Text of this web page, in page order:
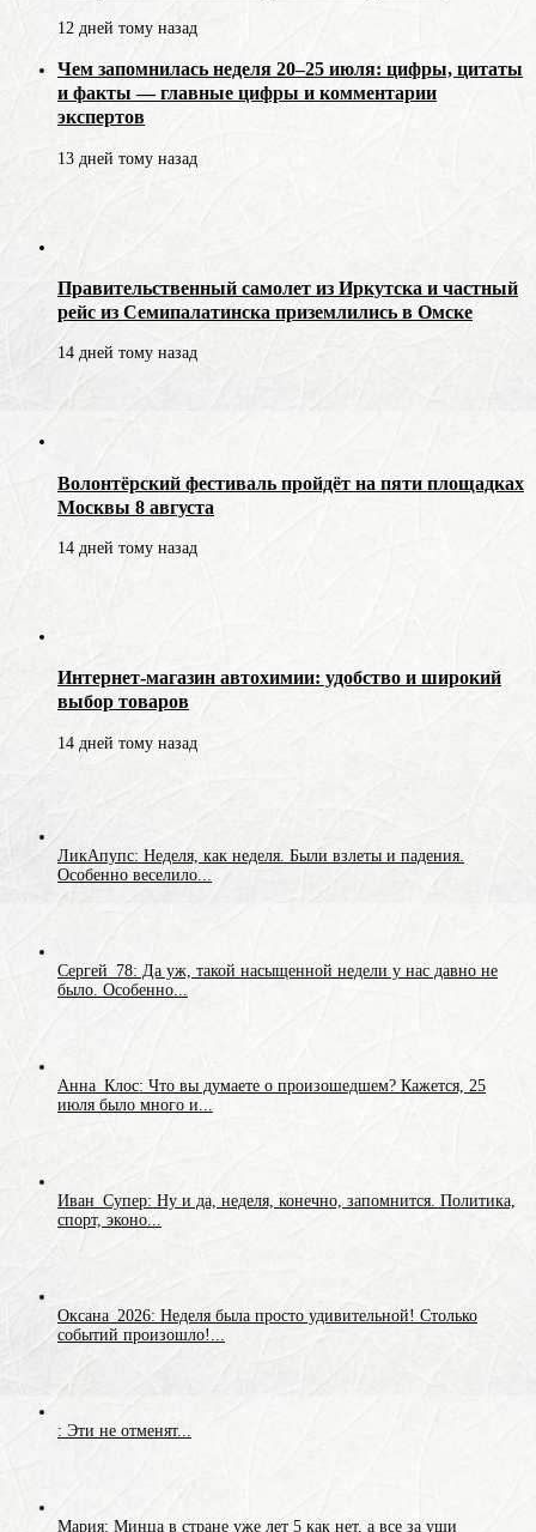
12 дней тому назад
Чем запомнилась неделя 20–25 июля: цифры, цитаты
и факты — главные цифры и комментарии
экспертов
13 дней тому назад
Правительственный самолет из Иркутска и частный
рейс из Семипалатинска приземлились в Омске
14 дней тому назад
Волонтёрский фестиваль пройдёт на пяти площадках
Москвы 8 августа
14 дней тому назад
Интернет-магазин автохимии: удобство и широкий
выбор товаров
14 дней тому назад
ЛикАпупс: Неделя, как неделя. Были взлеты и падения.
Особенно веселило...
Сергей_78: Да уж, такой насыщенной недели у нас давно не
было. Особенно...
Анна_Клос: Что вы думаете о произошедшем? Кажется, 25
июля было много и...
Иван_Супер: Ну и да, неделя, конечно, запомнится. Политика,
спорт, эконо...
Оксана_2026: Неделя была просто удивительной! Столько
событий произошло!...
: Эти не отменят...
Мария: Минца в стране уже лет 5 как нет, а все за уши